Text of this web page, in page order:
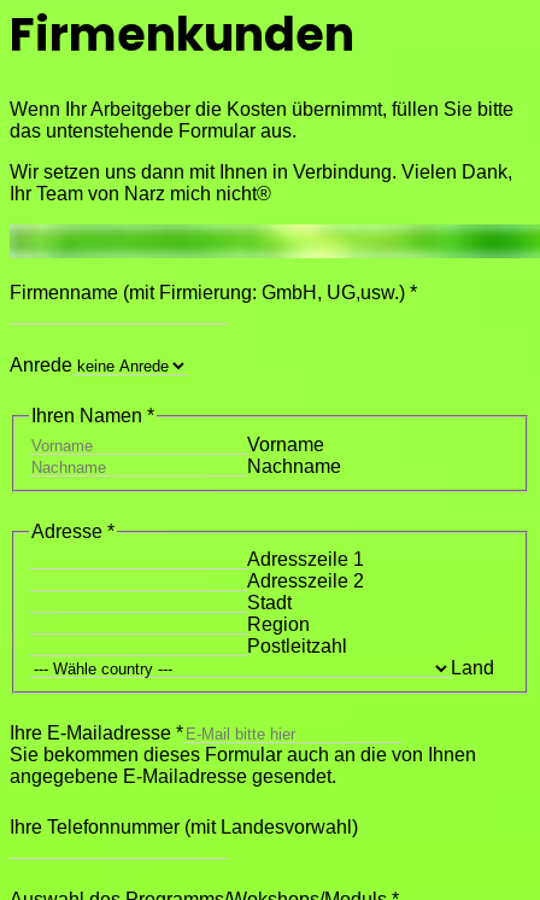
Firmenkunden
Wenn Ihr Arbeitgeber die Kosten übernimmt, füllen Sie bitte
das untenstehende Formular aus.
Wir setzen uns dann mit Ihnen in Verbindung. Vielen Dank,
Ihr Team von Narz mich nicht®
Firmenname (mit Firmierung: GmbH, UG,usw.) *
Anrede
Ihren Namen *
Vorname
Nachname
Adresse *
Adresszeile 1
Adresszeile 2
Stadt
Region
Postleitzahl
Land
Ihre E-Mailadresse *
Sie bekommen dieses Formular auch an die von Ihnen
angegebene E-Mailadresse gesendet.
Ihre Telefonnummer (mit Landesvorwahl)